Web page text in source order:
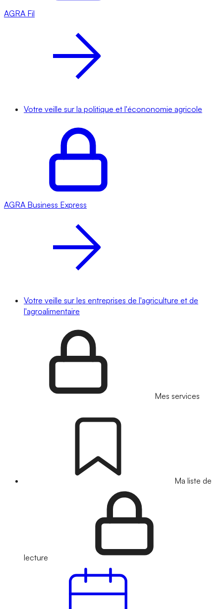
AGRA Fil
Votre veille sur la politique et l'écononomie agricole
AGRA Business Express
Votre veille sur les entreprises de l'agriculture et de
l'agroalimentaire
Mes services
Ma liste de
lecture